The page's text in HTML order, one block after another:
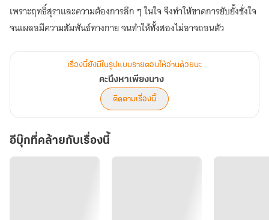
เพราะฤทธิ์สุราและความต้องการลึก ๆ ในใจ จึงทำให้ขาดการยับยั้งชั่งใจ
จนเผลอมีความสัมพันธ์ทางกาย จนทำให้ทั้งสองไม่อาจถอนตัว
เรื่องนี้ยังมีในรูปแบบรายตอนให้อ่านด้วยนะ
คะนึงหาเพียงนาง
ติดตามเรื่องนี้
อีบุ๊กที่คล้ายกับเรื่องนี้